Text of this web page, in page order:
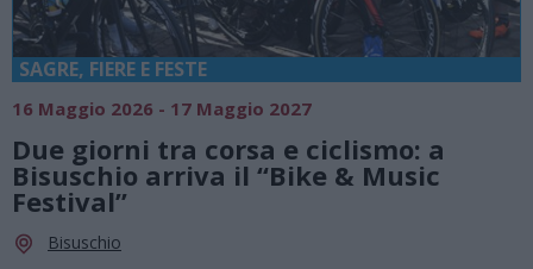
SAGRE, FIERE E FESTE
16 Maggio 2026 - 17 Maggio 2027
Due giorni tra corsa e ciclismo: a
Bisuschio arriva il “Bike & Music
Festival”
Bisuschio